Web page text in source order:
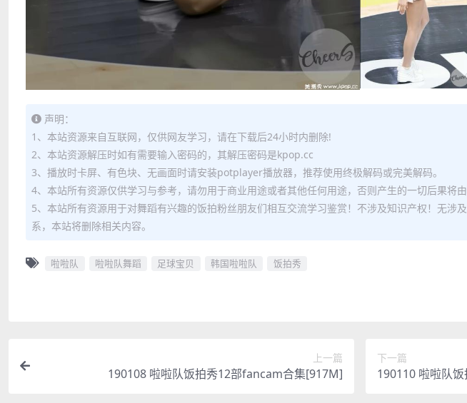
声明：
1、本站资源来自互联网，仅供网友学习，请在下载后24小时内删除!
2、本站资源解压时如有需要输入密码的，其解压密码是kpop.cc
3、播放时卡屏、有色块、无画面时请安装potplayer播放器，推荐使用终极解码或完美解码。
4、本站所有资源仅供学习与参考，请勿用于商业用途或者其他任何用途，否则产生的一切后果将由
5、本站所有资源用于对舞蹈有兴趣的饭拍粉丝朋友们相互交流学习鉴赏！不涉及知识产权！无涉
系，本站将删除相关内容。
啦啦队 啦啦队舞蹈 足球宝贝 韩国啦啦队 饭拍秀
上一篇
190108 啦啦队饭拍秀12部fancam合集[917M]
下一篇
190110 啦啦队